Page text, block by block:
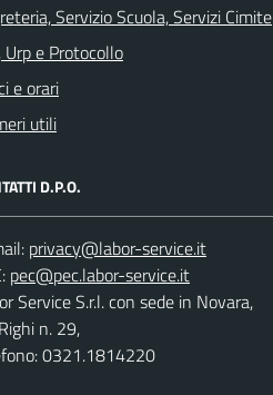
Servizio Scuola, Servizi Cimite
Urp e Protocollo
e orari
utili
D.P.O.
Service S.r.l. con sede in Novara,
n. 29,
0321.1814220